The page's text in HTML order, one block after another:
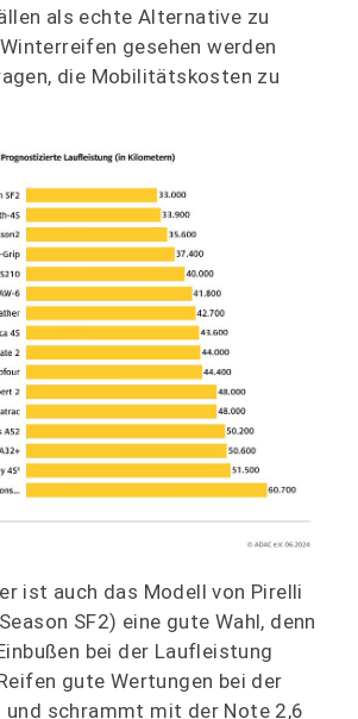
als echte Alternative zu
gesehen werden
die Mobilitätskosten zu
ist auch das Modell von Pirelli
SF2) eine gute Wahl, denn
bei der Laufleistung
gute Wertungen bei der
und schrammt mit der Note 2,6